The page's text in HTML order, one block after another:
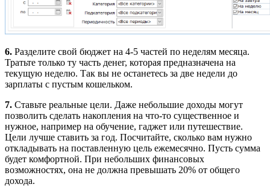
6. Разделите свой бюджет на 4-5 частей по неделям месяца.
Тратьте только ту часть денег, которая предназначена на
текущую неделю. Так вы не останетесь за две недели до
зарплаты с пустым кошельком.
7. Ставьте реальные цели. Даже небольшие доходы могут
позволить сделать накопления на что-то существенное и
нужное, например на обучение, гаджет или путешествие.
Цели лучше ставить за год. Посчитайте, сколько вам нужно
откладывать на поставленную цель ежемесячно. Пусть сумма
будет комфортной. При небольших финансовых
возможностях, она не должна превышать 20% от общего
дохода.